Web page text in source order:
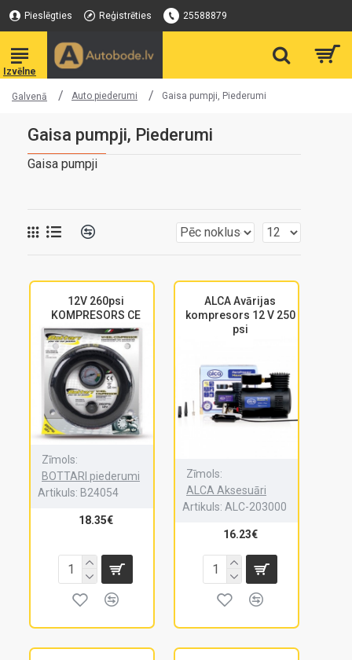
Pieslēgties Reģistrēties 25588879
Galvenā Auto piederumi Gaisa pumpji, Piederumi
Gaisa pumpji, Piederumi
Gaisa pumpji
12V 260psi
KOMPRESORS CE
Zīmols:
BOTTARI piederumi
Artikuls: B24054
18.35€
ALCA Avārijas
kompresors 12 V 250
psi
Zīmols:
ALCA Aksesuāri
Artikuls: ALC-203000
16.23€